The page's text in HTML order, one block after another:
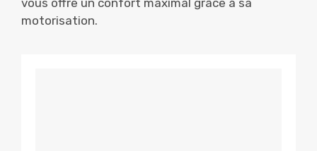
motorisation.